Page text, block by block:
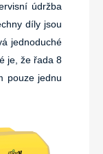
údržba
díly jsou
jednoduché
je, že řada 8
pouze jednu